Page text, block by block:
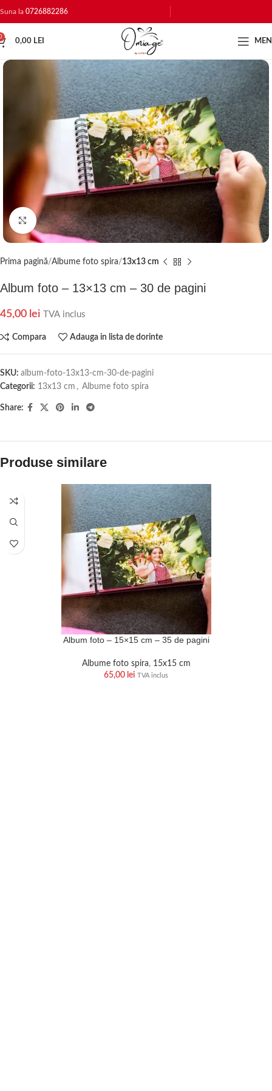
Suna la 0726882286
0,00 LEI
Click to enlarge
Prima pagină Albume foto spira 13x13 cm
Album foto – 13×13 cm – 30 de pagini
45,00 lei TVA inclus
Compara Adauga in lista de dorinte
SKU: album-foto-13x13-cm-30-de-pagini
Categorii: 13x13 cm , Albume foto spira
Share:
Produse similare
Album foto – 15×15 cm – 35 de pagini
Albume foto spira, 15x15 cm
65,00 lei TVA inclus